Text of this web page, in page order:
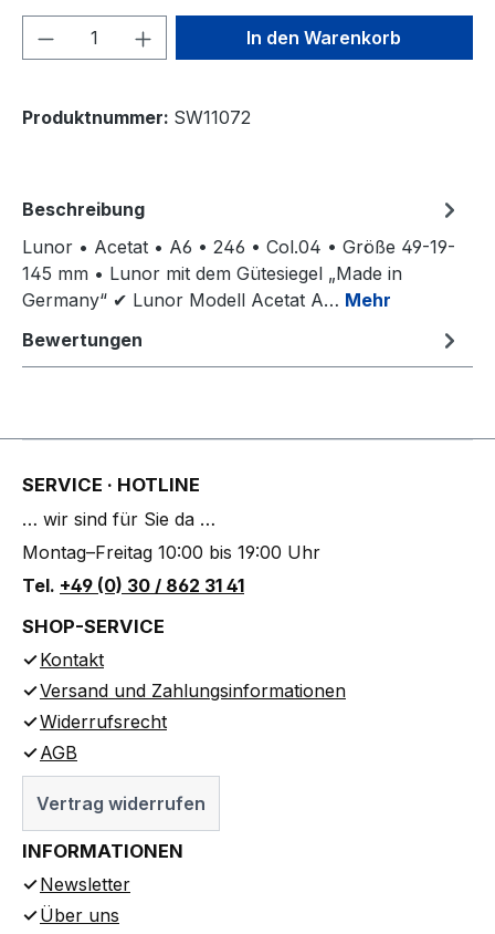
Produkt Anzahl: Gib denIn den Warenkorb
Produktnummer: SW11072
Beschreibung
Lunor • Acetat • A6 • 246 • Col.04 • Größe 49-19-
145 mm • Lunor mit dem Gütesiegel „Made in
Germany“ ✔ Lunor Modell Acetat A… Mehr
Bewertungen
SERVICE · HOTLINE
… wir sind für Sie da …
Montag–Freitag 10:00 bis 19:00 Uhr
Tel. +49 (0) 30 / 862 31 41
SHOP-SERVICE
Kontakt
Versand und Zahlungsinformationen
Widerrufsrecht
AGB
Vertrag widerrufen
INFORMATIONEN
Newsletter
Über uns